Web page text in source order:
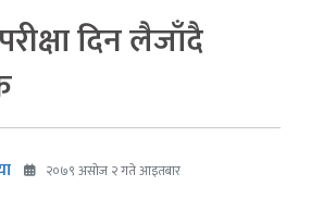
दिन लैजाँदै
२०७९ असोज २ गते आइतबार